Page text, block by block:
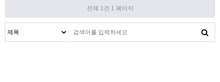
전체 1건 1 페이지